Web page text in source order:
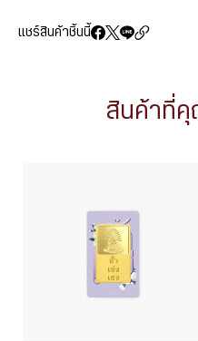
แชร์สินค้าชิ้นนี้
สินค้าที่คุ